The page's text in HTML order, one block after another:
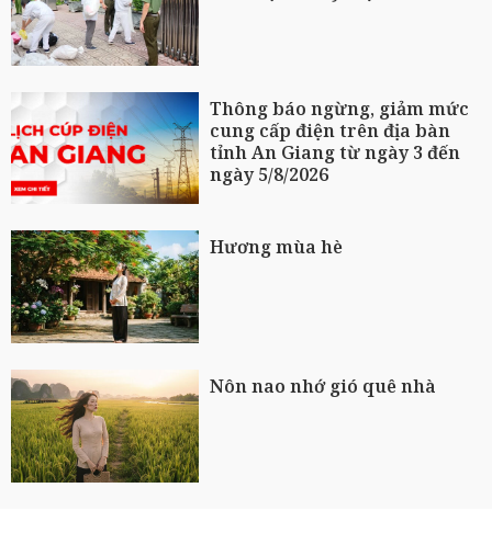
Thông báo ngừng, giảm mức
cung cấp điện trên địa bàn
tỉnh An Giang từ ngày 3 đến
ngày 5/8/2026
Hương mùa hè
Nôn nao nhớ gió quê nhà